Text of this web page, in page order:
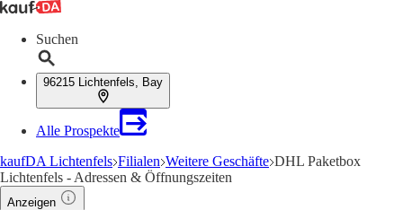
Suchen
96215 Lichtenfels, Bay
Alle Prospekte
kaufDA Lichtenfels Filialen Weitere Geschäfte DHL Paketbox
Lichtenfels - Adressen & Öffnungszeiten
Anzeigen